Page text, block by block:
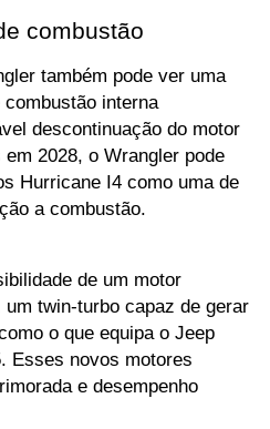
combustão
também pode ver uma
interna
descontinuação do motor
2028, o Wrangler pode
Hurricane I4 como uma de
a combustão.
de um motor
twin-turbo capaz de gerar
o que equipa o Jeep
Esses novos motores
e desempenho